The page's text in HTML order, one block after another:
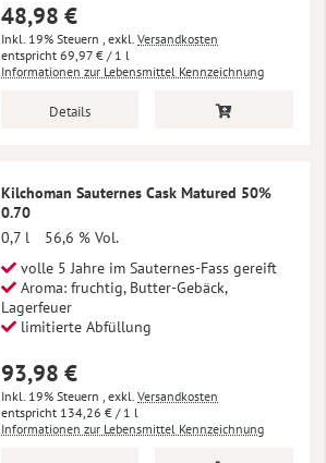
48,98 €
Inkl. 19% Steuern , exkl. Versandkosten
69,97 € / 1 l
Informationen zur Lebensmittel Kennzeichnung
Details
Kilchoman Sauternes Cask Matured 50%
0.70
0,7 l
56,6 % Vol.
volle 5 Jahre im Sauternes-Fass gereift
Aroma: fruchtig, Butter-Gebäck,
Lagerfeuer
limitierte Abfüllung
93,98 €
Inkl. 19% Steuern , exkl. Versandkosten
134,26 € / 1 l
Informationen zur Lebensmittel Kennzeichnung